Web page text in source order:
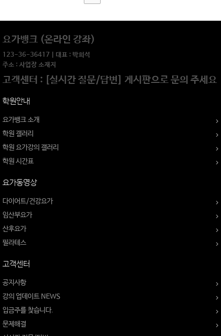
요가뱅크 (온라인 강좌)
123-36-36417 | 대표 : 박희석
주소 : 사업장 소재지
고객센터 : [실시간 질문/답변] 게시판으로 문의 주세요
학원안내
요가뱅크 소개
학원 갤러리
학원 요가강의 갤러리
학원 시간표
요가동영상
다이어트/건강요가
임산부요가
산후요가
필라테스
고객센터
공지사항
강의 업데이트 NEWS
입금주를 찾습니다.
문제해결